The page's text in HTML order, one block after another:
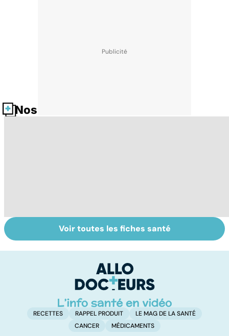
Nos fiches santé
pulmonaire : un
Phlébites : une
affection à
Voir toutes les fiches santé
RECETTES RAPPEL PRODUIT
LE MAG DE LA SANTÉ
CANCER
MÉDICAMENTS